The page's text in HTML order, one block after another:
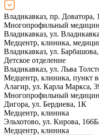
Владикавказ, пр. Доватора,
Многопрофильный
Владикавказ, ул.
Медцентр, клиника,
Владикавказ, ул.
Детское отделение
Владикавказ, ул. Льва
Медцентр, клиника, пункт
Алагир, ул. Карла Маркса,
Многопрофильный
Дигора, ул. Бердиева, 1К
Медцентр, клиника
Эльхотово, ул. Кирова,
Медцентр, клиника